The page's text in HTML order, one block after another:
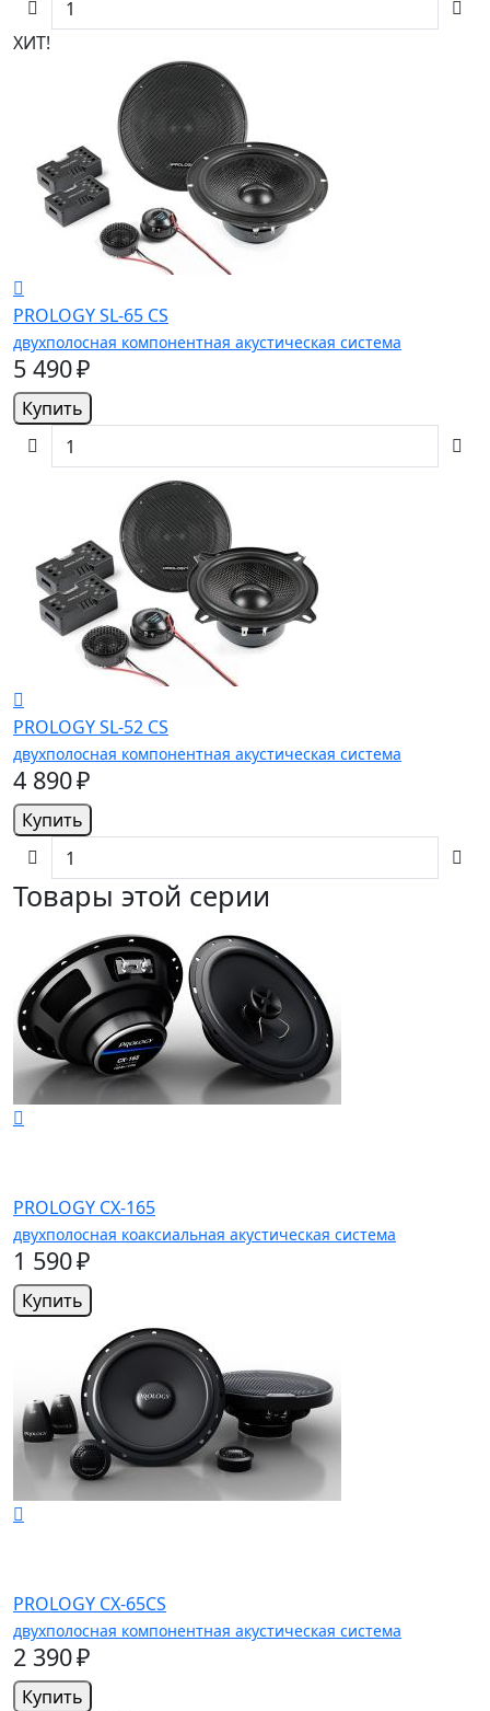
ХИТ!
PROLOGY SL-65 CS
двухполосная компонентная акустическая система
5 490 ₽
Купить
PROLOGY SL-52 CS
двухполосная компонентная акустическая система
4 890 ₽
Купить
Товары этой серии
PROLOGY CX-165
двухполосная коаксиальная акустическая система
1 590 ₽
Купить
PROLOGY CX-65CS
двухполосная компонентная акустическая система
2 390 ₽
Купить